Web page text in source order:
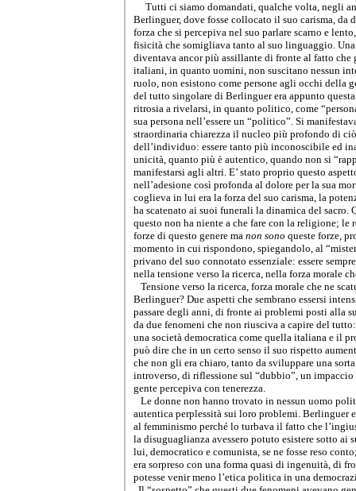
Tutti ci siamo domandati, qualche volta, negli
Berlinguer, dove fosse collocato il suo carisma, da
forza che si percepiva nel suo parlare scarno e
fisicità che somigliava tanto al suo linguaggio. Una
diventava ancor più assillante di fronte al fatto
italiani, in quanto uomini, non suscitano nessun
ruolo, non esistono come persone agli occhi della
del tutto singolare di Berlinguer era appunto
ritrosia a rivelarsi, in quanto politico, come
sua persona nell’essere un “politico”. Si
straordinaria chiarezza il nucleo più profondo di
dell’individuo: essere tanto più inconoscibile ed
unicità, quanto più è autentico, quando non si
manifestarsi agli altri. E’ stato proprio questo
nell’adesione così profonda al dolore per la sua
coglieva in lui era la forza del suo carisma, la
ha scatenato ai suoi funerali la dinamica del sacro.
questo non ha niente a che fare con la religione; le
forze di questo genere ma non sono queste forze,
momento in cui rispondono, spiegandolo, al
privano del suo connotato essenziale: essere
nella tensione verso la ricerca, nella forza morale
Tensione verso la ricerca, forza morale che ne
Berlinguer? Due aspetti che sembrano essersi
passare degli anni, di fronte ai problemi posti alla
da due fenomeni che non riusciva a capire del
una società democratica come quella italiana e il
può dire che in un certo senso il suo rispetto
che non gli era chiaro, tanto da sviluppare una
introverso, di riflessione sul “dubbio”, un
gente percepiva con tenerezza.
Le donne non hanno trovato in nessun uomo
autentica perplessità sui loro problemi. Berlinguer
al femminismo perché lo turbava il fatto che
la disuguaglianza avessero potuto esistere sotto ai
lui, democratico e comunista, se ne fosse reso
era sorpreso con una forma quasi di ingenuità, di
potesse venir meno l’etica politica in una